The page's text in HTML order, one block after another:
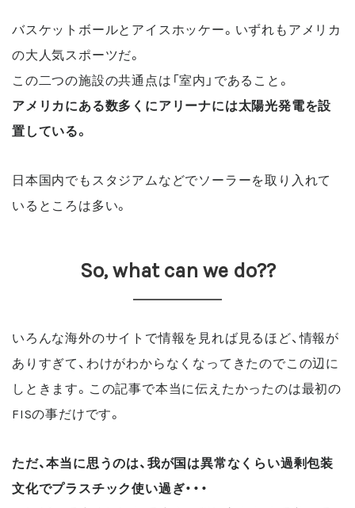
バスケットボールとアイスホッケー。いずれもアメリカ
の大人気スポーツだ。
この二つの施設の共通点は「室内」であること。
アメリカにある数多くにアリーナには太陽光発電を設
置している。
日本国内でもスタジアムなどでソーラーを取り入れて
いるところは多い。
So, what can we do??
いろんな海外のサイトで情報を見れば見るほど、情報が
ありすぎて、わけがわからなくなってきたのでこの辺に
しときます。この記事で本当に伝えたかったのは最初の
FISの事だけです。
ただ、本当に思うのは、我が国は異常なくらい過剰包装
文化でプラスチック使い過ぎ・・・